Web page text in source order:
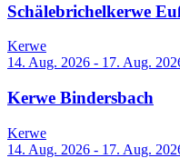
Schälebrichelkerwe
Kerwe
14. Aug. 2026 - 17. Aug.
Kerwe Bindersbach
Kerwe
14. Aug. 2026 - 17. Aug.